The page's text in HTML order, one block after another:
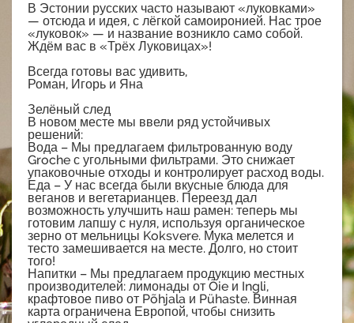
В Эстонии русских часто называют «луковками»
— отсюда и идея, с лёгкой самоиронией. Нас трое
«луковок» — и название возникло само собой.
Ждём вас в «Трёх Луковицах»!
Всегда готовы вас удивить,
Роман, Игорь и Яна
Зелёный след
В новом месте мы ввели ряд устойчивых
решений:
Вода – Мы предлагаем фильтрованную воду
Groche с угольными фильтрами. Это снижает
упаковочные отходы и контролирует расход воды.
Еда – У нас всегда были вкусные блюда для
веганов и вегетарианцев. Переезд дал
возможность улучшить наш рамен: теперь мы
готовим лапшу с нуля, используя органическое
зерно от мельницы Koksvere. Мука мелется и
тесто замешивается на месте. Долго, но стоит
того!
Напитки – Мы предлагаем продукцию местных
производителей: лимонады от Õie и Ingli,
крафтовое пиво от Põhjala и Pühaste. Винная
карта ограничена Европой, чтобы снизить